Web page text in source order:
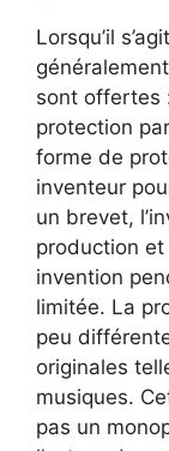
Lorsqu’il
sont offertes
protection
forme de
inventeur
un brevet,
production
invention
limitée. La
peu
originales
musiques.
pas un